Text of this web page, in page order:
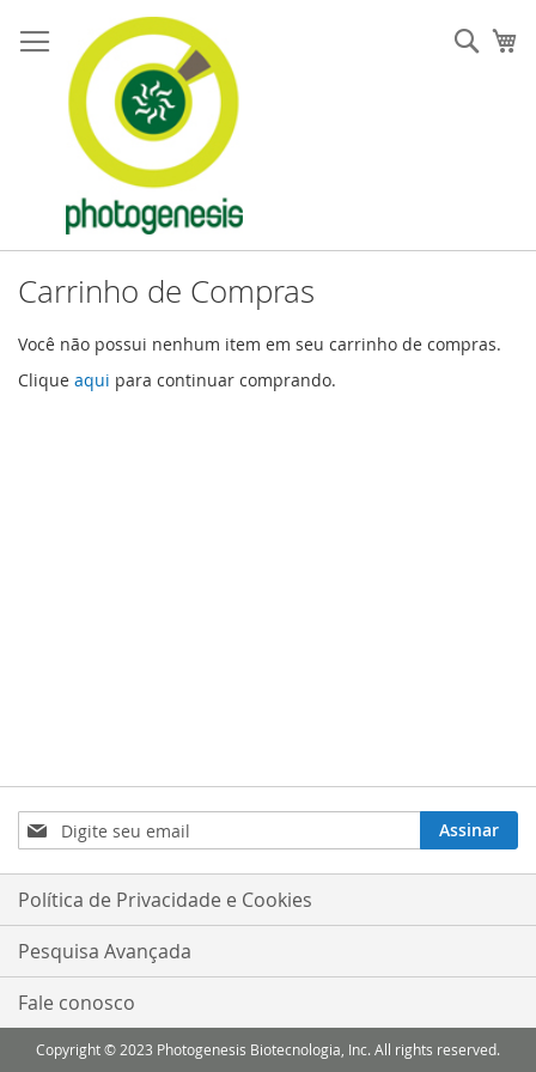
para
o
conteúdo
Carrinho de Compras
Você não possui nenhum item em seu carrinho de compras.
Clique aqui para continuar comprando.
Inscreva-
se
na
nossa
Assinar
Política de Privacidade e Cookies
Pesquisa Avançada
Fale conosco
Copyright © 2023 Photogenesis Biotecnologia, Inc. All rights reserved.